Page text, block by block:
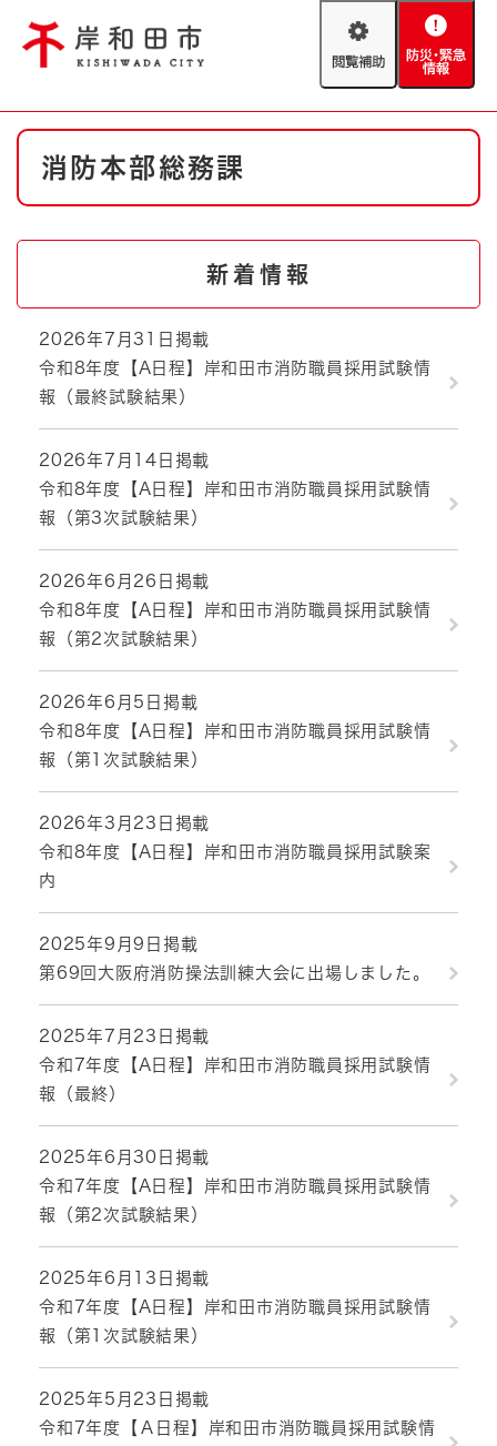
閲
助
防
緊
やさしい日本語
拡大
防災・緊急情報
ハザードマップ AED設置箇所
本
消防本部総務課
新着情報
2026年7月31日掲載
令和8年度【A日程】岸和田市消防職員採用試験情
報（最終試験結果）
2026年7月14日掲載
令和8年度【A日程】岸和田市消防職員採用試験情
報（第3次試験結果）
2026年6月26日掲載
令和8年度【A日程】岸和田市消防職員採用試験情
報（第2次試験結果）
2026年6月5日掲載
令和8年度【A日程】岸和田市消防職員採用試験情
報（第1次試験結果）
2026年3月23日掲載
令和8年度【A日程】岸和田市消防職員採用試験案
内
2025年9月9日掲載
第69回大阪府消防操法訓練大会に出場しました。
2025年7月23日掲載
令和7年度【A日程】岸和田市消防職員採用試験情
報（最終）
2025年6月30日掲載
令和7年度【A日程】岸和田市消防職員採用試験情
報（第2次試験結果）
2025年6月13日掲載
令和7年度【A日程】岸和田市消防職員採用試験情
報（第1次試験結果）
2025年5月23日掲載
令和7年度【Ａ日程】岸和田市消防職員採用試験情